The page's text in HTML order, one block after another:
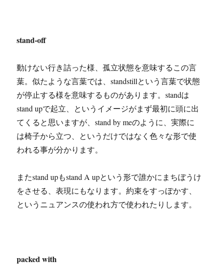
stand-off
動けない行き詰った様、孤立状態を意味するこの言
葉。似たような言葉では、standstillという言葉で状態
が停止する様を意味するものがあります。standは
stand upで起立、というイメージがまず最初に頭に出
てくると思いますが、stand by meのように、実際に
は椅子から立つ、というだけではなく色々な形で使
われる事が分かります。
またstand upもstand A upという形で誰かにまちぼうけ
をさせる、表現にもなります。約束をすっぽかす、
というニュアンスの使われ方で使われたりします。
packed with